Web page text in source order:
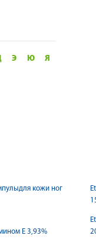
Э Ю Я
кожи ног
Е 3,93%